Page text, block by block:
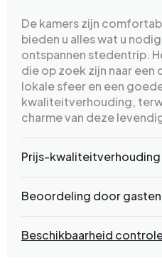
De kamers zijn
bieden u alles wat u
ontspannen stedentrip.
die op zoek zijn naar
lokale sfeer en een
kwaliteitverhouding,
charme van deze
Prijs-kwaliteitverhouding
Beoordeling door gasten
Beschikbaarheid